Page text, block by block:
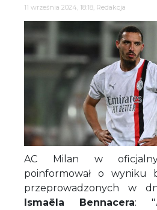
11 września 2024, 18:18, Redakcja
AC Milan w
poinformował o wyniku
przeprowadzonych w
Ismaëla Bennacera: "